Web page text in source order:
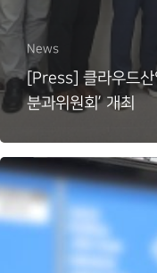
News
[Press] 클라우드
분과위원회’ 개최